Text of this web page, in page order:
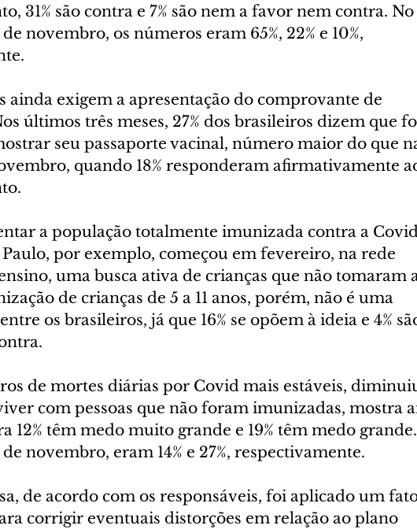
31% são contra e 7% são nem a favor nem contra. No
novembro, os números eram 65%, 22% e 10%,
ainda exigem a apresentação do comprovante de
últimos três meses, 27% dos brasileiros dizem que
seu passaporte vacinal, número maior do que
quando 18% responderam afirmativamente
a população totalmente imunizada contra a
Paulo, por exemplo, começou em fevereiro, na rede
uma busca ativa de crianças que não tomaram
de crianças de 5 a 11 anos, porém, não é uma
os brasileiros, já que 16% se opõem à ideia e 4%
de mortes diárias por Covid mais estáveis,
com pessoas que não foram imunizadas, mostra
12% têm medo muito grande e 19% têm medo
novembro, eram 14% e 27%, respectivamente.
de acordo com os responsáveis, foi aplicado um
corrigir eventuais distorções em relação ao plano